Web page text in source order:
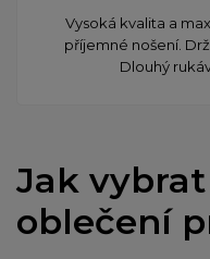
Vysoká kvalita a
příjemné nošení.
Dlouhý
Jak
oblečení